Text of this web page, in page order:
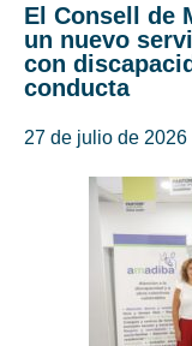
El Consell de
un nuevo
con
conducta
27 de julio de 2026